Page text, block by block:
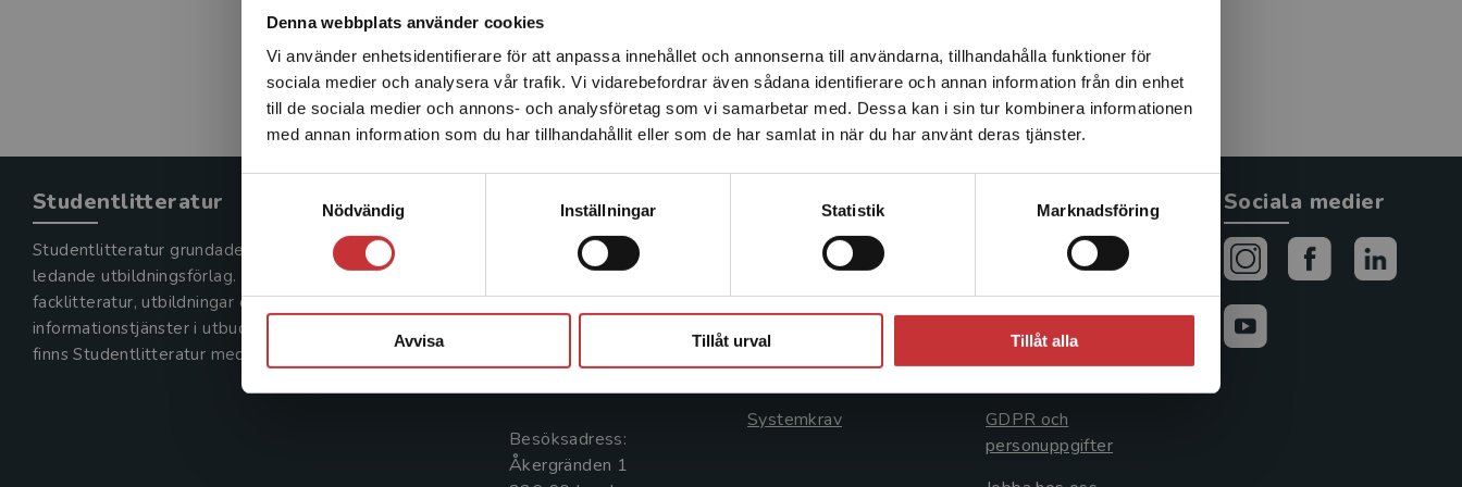
Denna webbplats använder cookies
Vi använder enhetsidentifierare för att anpassa innehållet och annonserna till användarna, tillhandahålla funktioner för
sociala medier och analysera vår trafik. Vi vidarebefordrar även sådana identifierare och annan information från din enhet
till de sociala medier och annons- och analysföretag som vi samarbetar med. Dessa kan i sin tur kombinera informationen
med annan information som du har tillhandahållit eller som de har samlat in när du har använt deras tjänster.
Nödvändig
Inställningar Statistik Marknadsföring
Avvisa Tillåt urval Tillåt alla
Det verkar som att du besöker studentlitteratur.se via en
enhet utanför Sverige. Vi erbjuder inte leveranser utanför
Sverige. För att kunna slutföra ett köp måste
leveransadressen vara i Sverige.Läs mer
Studentlitteratur
Studentlitteratur grundades 1963 och är idag Sveriges
ledande utbildningsförlag. Med läromedel, kurslitteratur,
facklitteratur, utbildningar och digitala
informationstjänster i utbudet,
finns Studentlitteratur med längs hela kunskapsresan.
Kontakta oss
Kontakta oss
046-31 20 00
Box 141
221 00 Lund
Besöksadress:
Åkergränden 1
Kundservice
Kontakta kundservice
046-31 21 00
Frågor och svar
Systemkrav
Allmänna länkar
Avtal och rättigheter
Cookies
GDPR och
personuppgifter
Sociala medier